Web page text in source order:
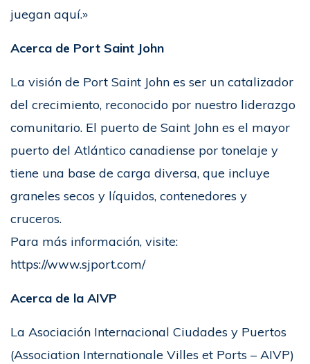
juegan aquí.»
Acerca de Port Saint John
La visión de Port Saint John es ser un catalizador
del crecimiento, reconocido por nuestro liderazgo
comunitario. El puerto de Saint John es el mayor
puerto del Atlántico canadiense por tonelaje y
tiene una base de carga diversa, que incluye
graneles secos y líquidos, contenedores y
cruceros.
Para más información, visite:
https://www.sjport.com/
Acerca de la AIVP
La Asociación Internacional Ciudades y Puertos
(Association Internationale Villes et Ports – AIVP)